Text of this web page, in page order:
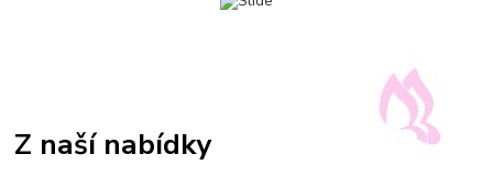
Z naší nabídky